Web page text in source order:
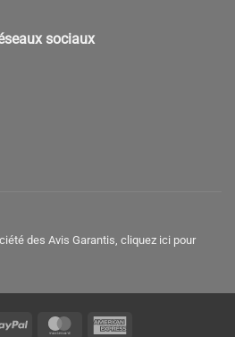
sociaux
des Avis Garantis, cliquez ici pour
PayPal MasterCard